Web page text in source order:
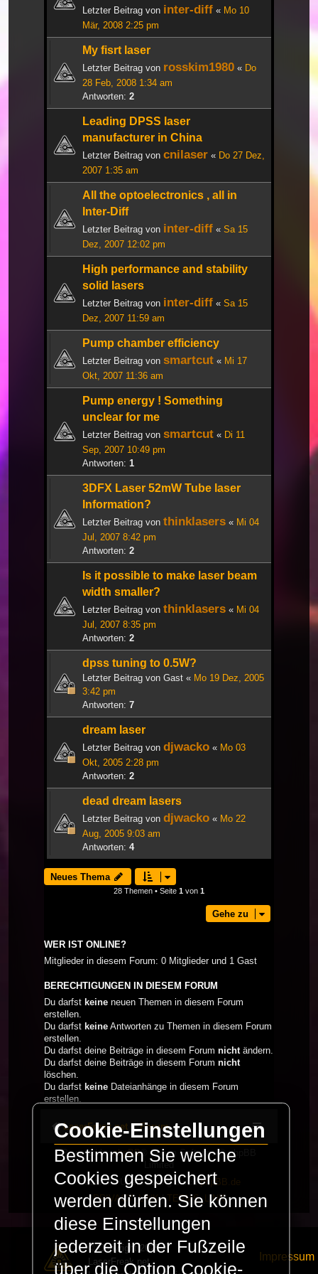
Letzter Beitrag von inter-diff « Mo 10
Mär, 2008 2:25 pm
My fisrt laser
Letzter Beitrag von rosskim1980 « Do
28 Feb, 2008 1:34 am
Antworten: 2
Leading DPSS laser
manufacturer in China
Letzter Beitrag von cnilaser « Do 27 Dez,
2007 1:35 am
All the optoelectronics , all in
Inter-Diff
Letzter Beitrag von inter-diff « Sa 15
Dez, 2007 12:02 pm
High performance and stability
solid lasers
Letzter Beitrag von inter-diff « Sa 15
Dez, 2007 11:59 am
Pump chamber efficiency
Letzter Beitrag von smartcut « Mi 17
Okt, 2007 11:36 am
Pump energy ! Something
unclear for me
Letzter Beitrag von smartcut « Di 11
Sep, 2007 10:49 pm
Antworten: 1
3DFX Laser 52mW Tube laser
Information?
Letzter Beitrag von thinklasers « Mi 04
Jul, 2007 8:42 pm
Antworten: 2
Is it possible to make laser beam
width smaller?
Letzter Beitrag von thinklasers « Mi 04
Jul, 2007 8:35 pm
Antworten: 2
dpss tuning to 0.5W?
Letzter Beitrag von Gast « Mo 19 Dez, 2005
3:42 pm
Antworten: 7
dream laser
Letzter Beitrag von djwacko « Mo 03
Okt, 2005 2:28 pm
Antworten: 2
dead dream lasers
Letzter Beitrag von djwacko « Mo 22
Aug, 2005 9:03 am
Antworten: 4
Neues Thema
28 Themen • Seite 1 von 1
Gehe zu
WER IST ONLINE?
Mitglieder in diesem Forum: 0 Mitglieder und 1 Gast
BERECHTIGUNGEN IN DIESEM FORUM
Du darfst keine neuen Themen in diesem Forum
erstellen.
Du darfst keine Antworten zu Themen in diesem Forum
erstellen.
Du darfst deine Beiträge in diesem Forum nicht ändern.
Du darfst deine Beiträge in diesem Forum nicht
löschen.
Du darfst keine Dateianhänge in diesem Forum
erstellen.
LaserFreak.net Forum
Powered byphpBB® Forum Software © phpBB
Limited
Deutsche Übersetzung durchphpBB.de
PRIVACY_LINK|TERMS_LINK
© Copyright 2025 -
LaserFreak.net
Impressum
Cookie-Einstellungen
Bestimmen Sie welche
Cookies gespeichert
werden dürfen. Sie können
diese Einstellungen
jederzeit in der Fußzeile
über die Option Cookie-